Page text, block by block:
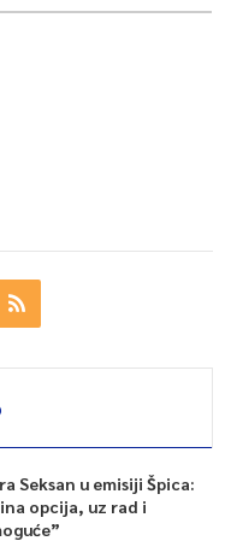
Seksan u emisiji Špica:
opcija, uz rad i